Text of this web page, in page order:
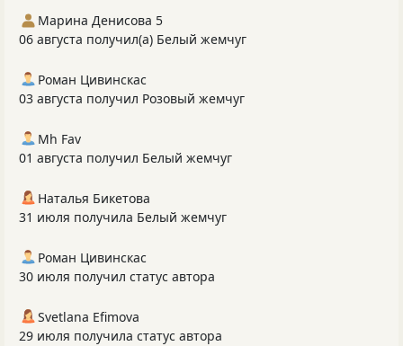
Марина Денисова 5
06 августа получил(а) Белый жемчуг
Роман Цивинскас
03 августа получил Розовый жемчуг
Mh Fav
01 августа получил Белый жемчуг
Наталья Бикетова
31 июля получила Белый жемчуг
Роман Цивинскас
30 июля получил статус автора
Svetlana Efimova
29 июля получила статус автора